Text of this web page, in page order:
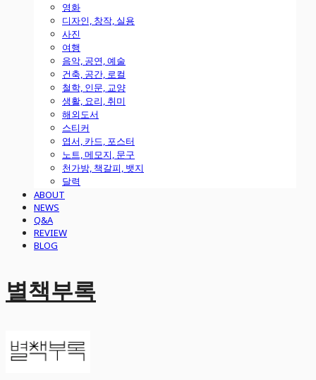
영화
디자인, 창작, 실용
사진
여행
음악, 공연, 예술
건축, 공간, 로컬
철학, 인문, 교양
생활, 요리, 취미
해외도서
스티커
엽서, 카드, 포스터
노트, 메모지, 문구
천가방, 책갈피, 뱃지
달력
ABOUT
NEWS
Q&A
REVIEW
BLOG
별책부록